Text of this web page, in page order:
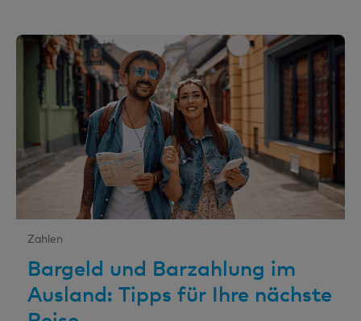
Zahlen
Bargeld und Barzahlung im
Ausland: Tipps für Ihre nächste